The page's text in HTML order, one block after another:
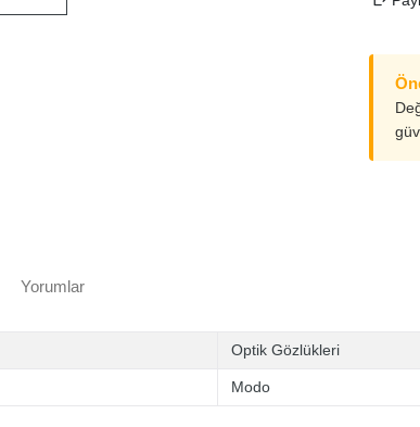
Yorumlar
Optik Gözlükleri
Modo